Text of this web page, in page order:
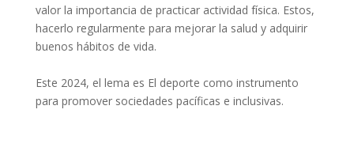
valor la importancia de practicar actividad física. Estos,
hacerlo regularmente para mejorar la salud y adquirir
buenos hábitos de vida.
Este 2024, el lema es El deporte como instrumento
para promover sociedades pacíficas e inclusivas.